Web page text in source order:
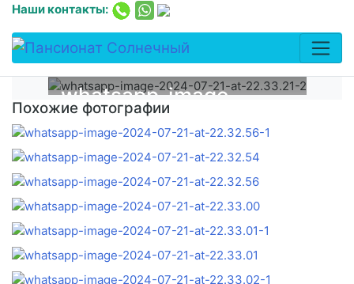
Наши контакты:
whatsapp-image-
2024-07-21-at-
22.33.21-2
Похожие фотографии